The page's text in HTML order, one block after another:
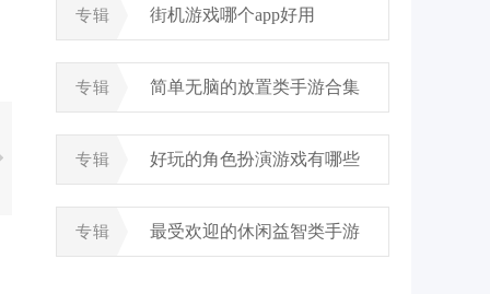
专辑 街机游戏哪个app好用
专辑 简单无脑的放置类手游合集
专辑 好玩的角色扮演游戏有哪些
专辑 最受欢迎的休闲益智类手游